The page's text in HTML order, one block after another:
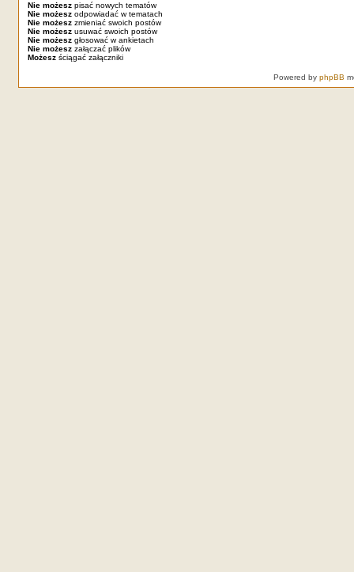
Nie możeszpisać nowych tematów
Nie możeszodpowiadać w tematach
Nie możeszzmieniać swoich postów
Nie możeszusuwać swoich postów
Nie możeszgłosować w ankietach
Nie możeszzałączać plików
Możeszściągać załączniki
Powered by phpBB